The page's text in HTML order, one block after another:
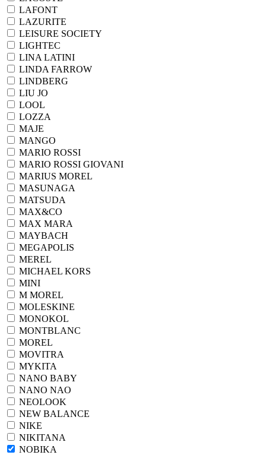
LAFONT
LAZURITE
LEISURE SOCIETY
LIGHTEC
LINA LATINI
LINDA FARROW
LINDBERG
LIU JO
LOOL
LOZZA
MAJE
MANGO
MARIO ROSSI
MARIO ROSSI GIOVANI
MARIUS MOREL
MASUNAGA
MATSUDA
MAX&CO
MAX MARA
MAYBACH
MEGAPOLIS
MEREL
MICHAEL KORS
MINI
M MOREL
MOLESKINE
MONOKOL
MONTBLANC
MOREL
MOVITRA
MYKITA
NANO BABY
NANO NAO
NEOLOOK
NEW BALANCE
NIKE
NIKITANA
NOBIKA